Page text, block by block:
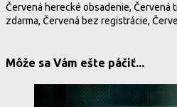
Červená herecké obsadenie, Červená
zdarma, Červená bez registrácie,
Môže sa Vám ešte páčiť...